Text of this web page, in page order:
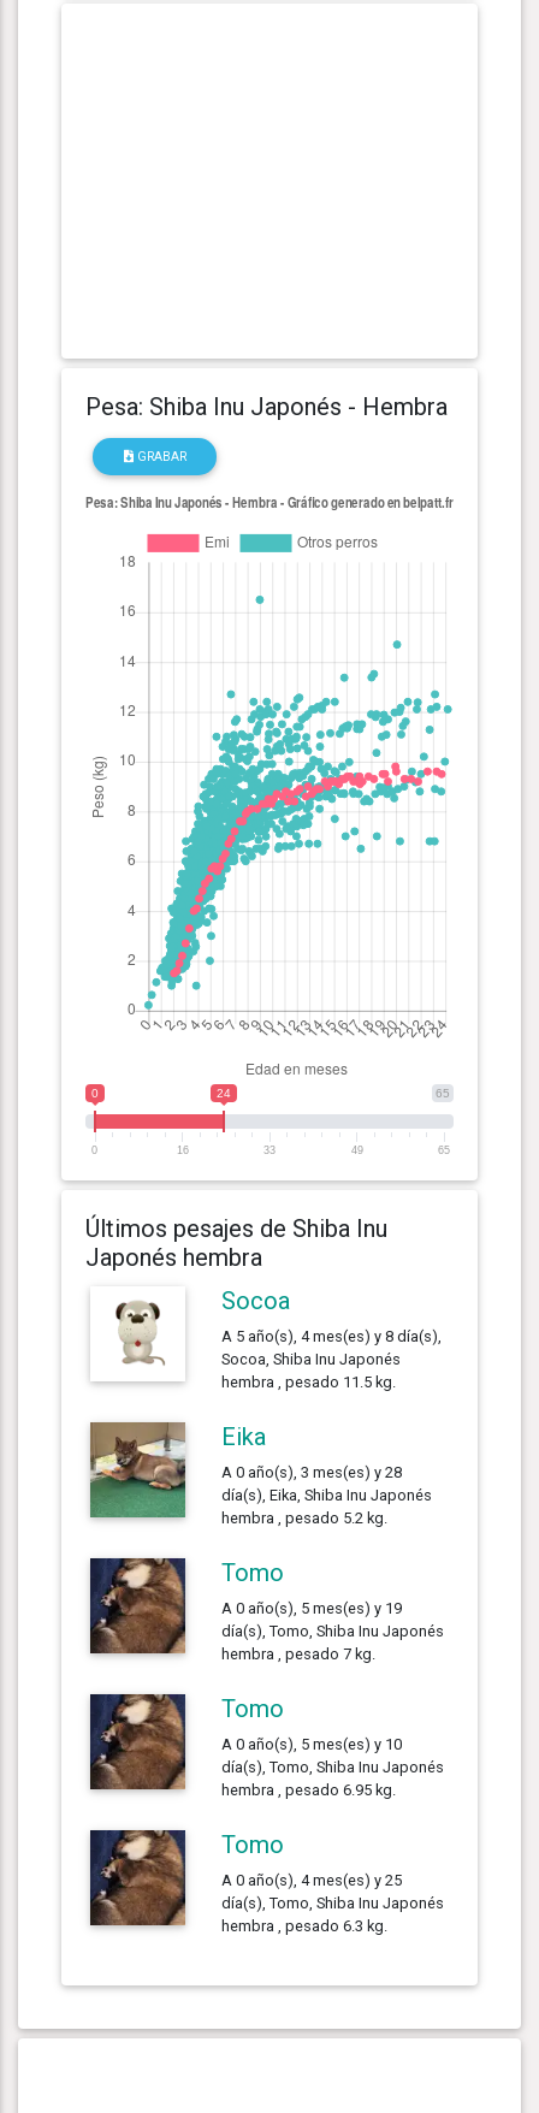
Pesa: Shiba Inu Japonés - Hembra
GRABAR
65
0 24
0 16 33 49 65
Últimos pesajes de Shiba Inu
Japonés hembra
Socoa
A 5 año(s), 4 mes(es) y 8 día(s),
Socoa, Shiba Inu Japonés
hembra , pesado 11.5 kg.
Eika
A 0 año(s), 3 mes(es) y 28
día(s), Eika, Shiba Inu Japonés
hembra , pesado 5.2 kg.
Tomo
A 0 año(s), 5 mes(es) y 19
día(s), Tomo, Shiba Inu Japonés
hembra , pesado 7 kg.
Tomo
A 0 año(s), 5 mes(es) y 10
día(s), Tomo, Shiba Inu Japonés
hembra , pesado 6.95 kg.
Tomo
A 0 año(s), 4 mes(es) y 25
día(s), Tomo, Shiba Inu Japonés
hembra , pesado 6.3 kg.